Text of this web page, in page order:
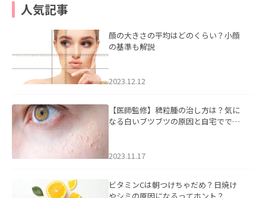
人気記事
顔の大きさの平均はどのくらい？小顔
の基準も解説
2023.12.12
【医師監修】稗粒腫の治し方は？気に
なる白いブツブツの原因と自宅ででき
2023.11.17
ビタミンCは朝つけちゃだめ？日焼け